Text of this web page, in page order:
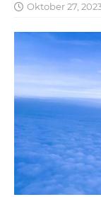
Oktober 27,